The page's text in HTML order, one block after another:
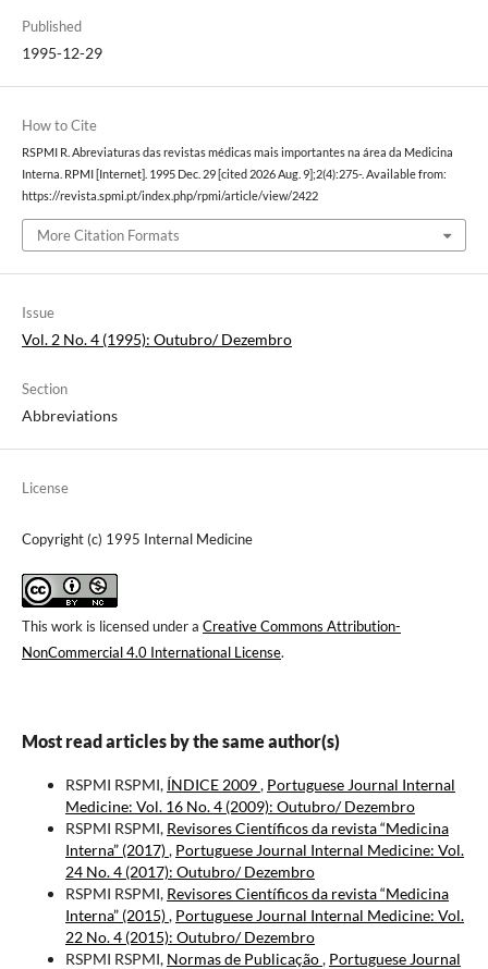
Published
1995-12-29
How to Cite
RSPMI R. Abreviaturas das revistas médicas mais importantes na área da Medicina
Interna. RPMI [Internet]. 1995 Dec. 29 [cited 2026 Aug. 9];2(4):275-. Available from:
https://revista.spmi.pt/index.php/rpmi/article/view/2422
More Citation Formats
Issue
Vol. 2 No. 4 (1995): Outubro/ Dezembro
Section
Abbreviations
License
Copyright (c) 1995 Internal Medicine
This work is licensed under a Creative Commons Attribution-
NonCommercial 4.0 International License.
Most read articles by the same author(s)
RSPMI RSPMI, ÍNDICE 2009, Portuguese Journal Internal
Medicine: Vol. 16 No. 4 (2009): Outubro/ Dezembro
RSPMI RSPMI, Revisores Científicos da revista “Medicina
Interna” (2017), Portuguese Journal Internal Medicine: Vol.
24 No. 4 (2017): Outubro/ Dezembro
RSPMI RSPMI, Revisores Científicos da revista “Medicina
Interna” (2015), Portuguese Journal Internal Medicine: Vol.
22 No. 4 (2015): Outubro/ Dezembro
RSPMI RSPMI, Normas de Publicação, Portuguese Journal